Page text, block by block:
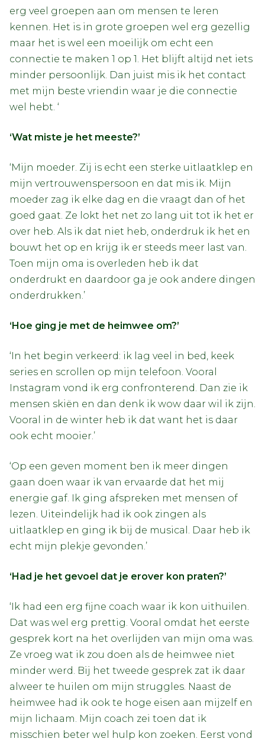
erg veel groepen aan om mensen te leren
kennen. Het is in grote groepen wel erg gezellig
maar het is wel een moeilijk om echt een
connectie te maken 1 op 1. Het blijft altijd net iets
minder persoonlijk. Dan juist mis ik het contact
met mijn beste vriendin waar je die connectie
wel hebt. ‘
‘Wat miste je het meeste?’
‘Mijn moeder. Zij is echt een sterke uitlaatklep en
mijn vertrouwenspersoon en dat mis ik. Mijn
moeder zag ik elke dag en die vraagt dan of het
goed gaat. Ze lokt het net zo lang uit tot ik het er
over heb. Als ik dat niet heb, onderdruk ik het en
bouwt het op en krijg ik er steeds meer last van.
Toen mijn oma is overleden heb ik dat
onderdrukt en daardoor ga je ook andere dingen
onderdrukken.’
‘Hoe ging je met de heimwee om?’
‘In het begin verkeerd: ik lag veel in bed, keek
series en scrollen op mijn telefoon. Vooral
Instagram vond ik erg confronterend. Dan zie ik
mensen skiën en dan denk ik wow daar wil ik zijn.
Vooral in de winter heb ik dat want het is daar
ook echt mooier.’
‘Op een geven moment ben ik meer dingen
gaan doen waar ik van ervaarde dat het mij
energie gaf. Ik ging afspreken met mensen of
lezen. Uiteindelijk had ik ook zingen als
uitlaatklep en ging ik bij de musical. Daar heb ik
echt mijn plekje gevonden.’
‘Had je het gevoel dat je erover kon praten?’
‘Ik had een erg fijne coach waar ik kon uithuilen.
Dat was wel erg prettig. Vooral omdat het eerste
gesprek kort na het overlijden van mijn oma was.
Ze vroeg wat ik zou doen als de heimwee niet
minder werd. Bij het tweede gesprek zat ik daar
alweer te huilen om mijn struggles. Naast de
heimwee had ik ook te hoge eisen aan mijzelf en
mijn lichaam. Mijn coach zei toen dat ik
misschien beter wel hulp kon zoeken. Eerst vond